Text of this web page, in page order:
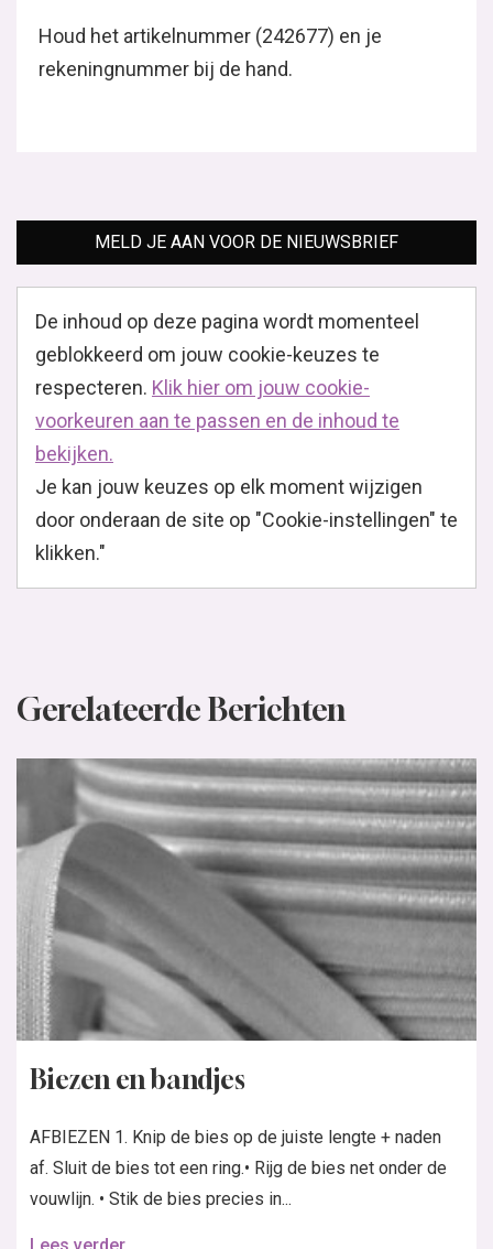
Houd het artikelnummer (242677) en je
rekeningnummer bij de hand.
MELD JE AAN VOOR DE NIEUWSBRIEF
De inhoud op deze pagina wordt momenteel
geblokkeerd om jouw cookie-keuzes te
respecteren. Klik hier om jouw cookie-
voorkeuren aan te passen en de inhoud te
bekijken.
Je kan jouw keuzes op elk moment wijzigen
door onderaan de site op "Cookie-instellingen" te
klikken."
Gerelateerde Berichten
Biezen en bandjes
AFBIEZEN 1. Knip de bies op de juiste lengte + naden
af. Sluit de bies tot een ring.• Rijg de bies net onder de
vouwlijn. • Stik de bies precies in...